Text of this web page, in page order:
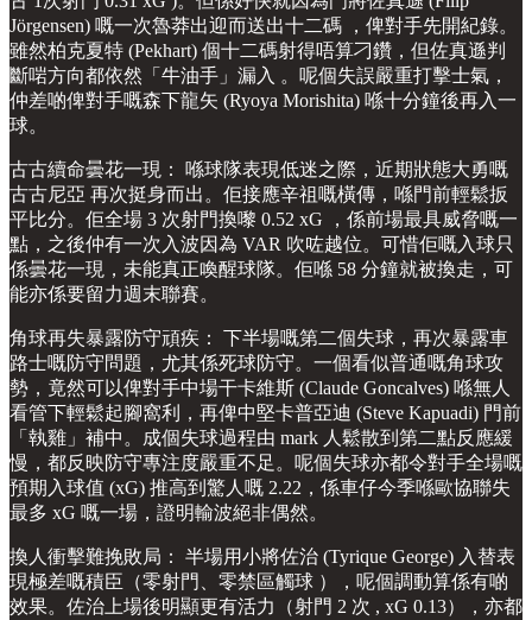
Jörgensen) 嘅一次魯莽出迎而送出十二碼 ，俾對手先開紀錄。
雖然柏克夏特 (Pekhart) 個十二碼射得唔算刁鑽，但佐真遜判
斷啱方向都依然「牛油手」漏入 。呢個失誤嚴重打擊士氣，
仲差啲俾對手嘅森下龍矢 (Ryoya Morishita) 喺十分鐘後再入一
球。
古古續命曇花一現： 喺球隊表現低迷之際，近期狀態大勇嘅
古古尼亞 再次挺身而出。佢接應辛祖嘅橫傳，喺門前輕鬆扳
平比分。佢全場 3 次射門換嚟 0.52 xG ，係前場最具威脅嘅一
點，之後仲有一次入波因為 VAR 吹咗越位。可惜佢嘅入球只
係曇花一現，未能真正喚醒球隊。佢喺 58 分鐘就被換走，可
能亦係要留力週末聯賽。
角球再失暴露防守頑疾： 下半場嘅第二個失球，再次暴露車
路士嘅防守問題，尤其係死球防守。一個看似普通嘅角球攻
勢，竟然可以俾對手中場干卡維斯 (Claude Goncalves) 喺無人
看管下輕鬆起腳窩利，再俾中堅卡普亞迪 (Steve Kapuadi) 門前
「執雞」補中。成個失球過程由 mark 人鬆散到第二點反應緩
慢，都反映防守專注度嚴重不足。呢個失球亦都令對手全場嘅
預期入球值 (xG) 推高到驚人嘅 2.22，係車仔今季喺歐協聯失
最多 xG 嘅一場，證明輸波絕非偶然。
換人衝擊難挽敗局： 半場用小將佐治 (Tyrique George) 入替表
現極差嘅積臣（零射門、零禁區觸球 ），呢個調動算係有啲
效果。佐治上場後明顯更有活力（射門 2 次 , xG 0.13），亦都